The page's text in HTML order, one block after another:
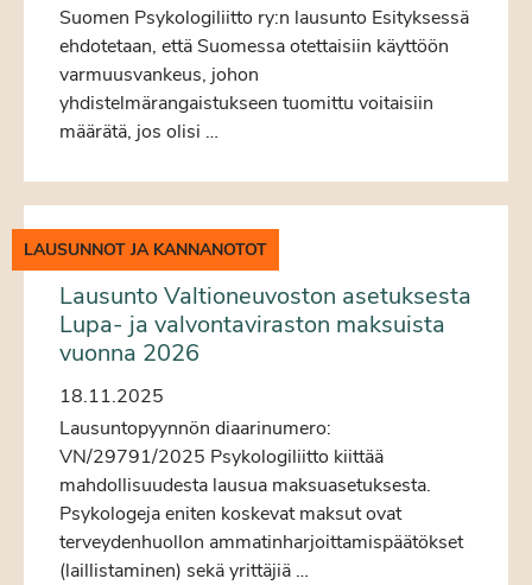
Suomen Psykologiliitto ry:n lausunto Esityksessä
ehdotetaan, että Suomessa otettaisiin käyttöön
varmuusvankeus, johon
yhdistelmärangaistukseen tuomittu voitaisiin
määrätä, jos olisi …
LAUSUNNOT JA KANNANOTOT
Lausunto Valtioneuvoston asetuksesta
Lupa- ja valvontaviraston maksuista
vuonna 2026
18.11.2025
Lausuntopyynnön diaarinumero:
VN/29791/2025 Psykologiliitto kiittää
mahdollisuudesta lausua maksuasetuksesta.
Psykologeja eniten koskevat maksut ovat
terveydenhuollon ammatinharjoittamispäätökset
(laillistaminen) sekä yrittäjiä …